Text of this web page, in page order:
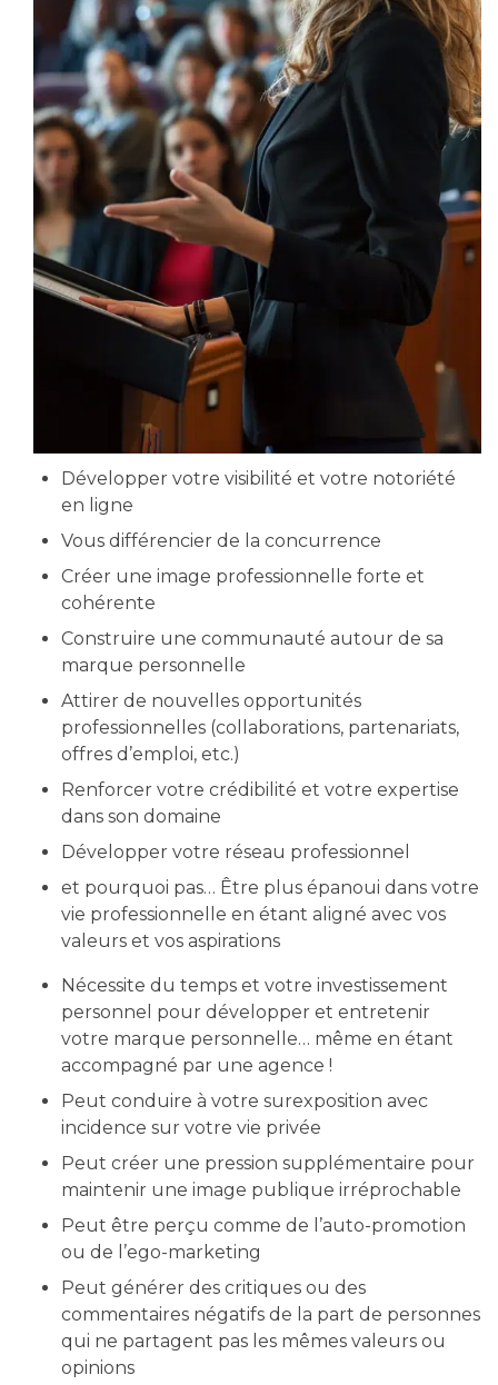
Développer votre visibilité et votre notoriété
en ligne
Vous différencier de la concurrence
Créer une image professionnelle forte et
cohérente
Construire une communauté autour de sa
marque personnelle
Attirer de nouvelles opportunités
professionnelles (collaborations, partenariats,
offres d’emploi, etc.)
Renforcer votre crédibilité et votre expertise
dans son domaine
Développer votre réseau professionnel
et pourquoi pas… Être plus épanoui dans votre
vie professionnelle en étant aligné avec vos
valeurs et vos aspirations
Nécessite du temps et votre investissement
personnel pour développer et entretenir
votre marque personnelle… même en étant
accompagné par une agence !
Peut conduire à votre surexposition avec
incidence sur votre vie privée
Peut créer une pression supplémentaire pour
maintenir une image publique irréprochable
Peut être perçu comme de l’auto-promotion
ou de l’ego-marketing
Peut générer des critiques ou des
commentaires négatifs de la part de personnes
qui ne partagent pas les mêmes valeurs ou
opinions